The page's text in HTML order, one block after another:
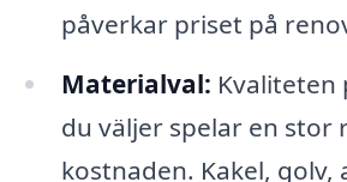
påverkar priset på
Materialval: Kvaliteten
du väljer spelar en stor
kostnaden. Kakel,